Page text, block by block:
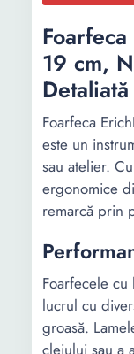
19 cm,
Detaliată
Foarfeca
este un
sau atelier.
ergonomice
remarcă prin
Foarfecele
lucrul cu
groasă.
cleiului sau a